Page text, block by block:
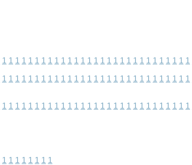
1 1 1 1 1 1 1 1 1 1 1 1 1 1 1 1 1 1 1 1 1 1 1 1 1 1 1 1 1
1 1 1 1 1 1 1 1 1 1 1 1 1 1 1 1 1 1 1 1 1 1 1 1 1 1 1 1 1
1 1 1 1 1 1 1 1 1 1 1 1 1 1 1 1 1 1 1 1 1 1 1 1 1 1 1 1 1
1 1 1 1 1 1 1 1